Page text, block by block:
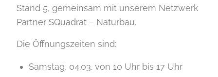
Stand 5, gemeinsam mit unserem Netzwerk
Partner SQuadrat – Naturbau.
Die Öffnungszeiten sind:
Samstag, 04.03. von 10 Uhr bis 17 Uhr